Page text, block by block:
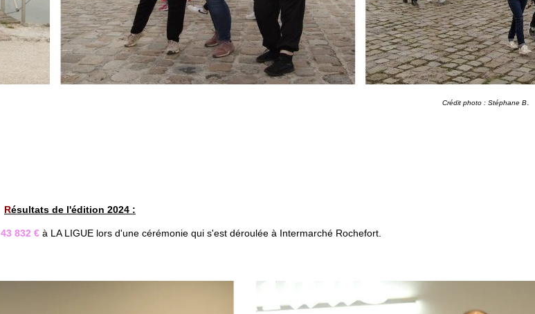
Crédit photo : Stéphane B
Résultats de l'édition 2024 :
43 832 € à LA LIGUE lors d'une cérémonie qui s'est déroulée à Intermarché Rochefort.